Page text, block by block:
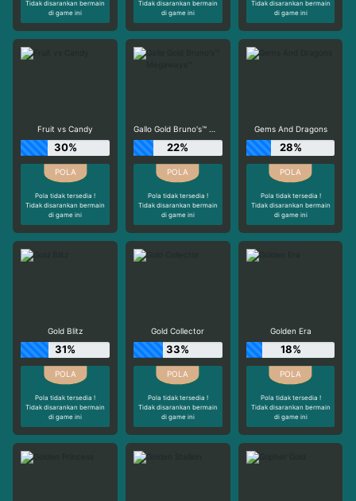
Tidak disarankan bermain
di game ini
Tidak disarankan bermain
di game ini
Tidak disarankan bermain
di game ini
Fruit vs Candy
30%
Pola tidak tersedia !
Tidak disarankan bermain
di game ini
Gallo Gold Bruno's™ Megaways™
22%
Pola tidak tersedia !
Tidak disarankan bermain
di game ini
Gems And Dragons
28%
Pola tidak tersedia !
Tidak disarankan bermain
di game ini
Gold Blitz
31%
Pola tidak tersedia !
Tidak disarankan bermain
di game ini
Gold Collector
33%
Pola tidak tersedia !
Tidak disarankan bermain
di game ini
Golden Era
18%
Pola tidak tersedia !
Tidak disarankan bermain
di game ini